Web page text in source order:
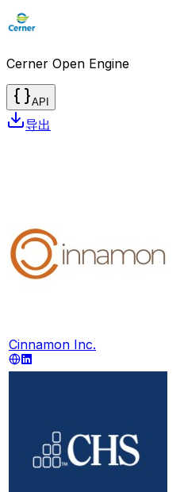
Cerner Open Engine
API
导出
Cinnamon Inc.